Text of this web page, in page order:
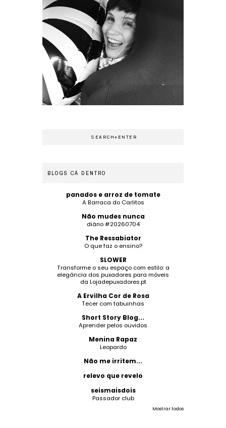
BLOGS CÁ DENTRO
panados e arroz de tomate
A Barraca do Carlitos
Não mudes nunca
diário #20260704
The Ressabiator
O que faz o ensino?
SLOWER
Transforme o seu espaço com estilo: a
elegância dos puxadores para móveis
da Lojadepuxadores.pt
A Ervilha Cor de Rosa
Tecer com tabuinhas
Short Story Blog...
Aprender pelos ouvidos
Menina Rapaz
Leopardo
Não me irritem...
relevo que revelo
seismaisdois
Passador club
Mostrar todos